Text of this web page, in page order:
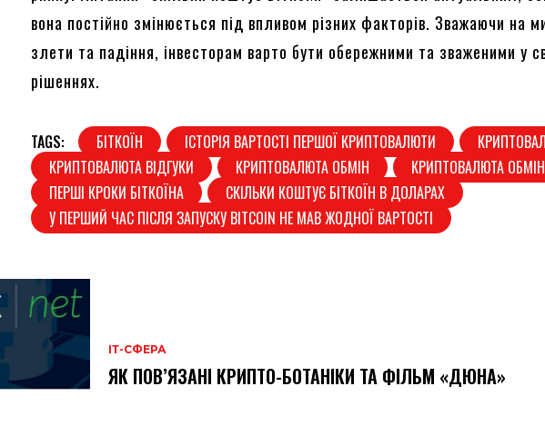
вона постійно змінюється під впливом різних факторів. Зважаючи на
злети та падіння, інвесторам варто бути обережними та зваженими у
рішеннях.
TAGS: БІТКОЇН ІСТОРІЯ ВАРТОСТІ ПЕРШОЇ КРИПТОВАЛЮТИ
КРИПТОВАЛЮТА ВІДГУКИ
КРИПТОВАЛЮТА ОБМІН
КРИПТОВАЛЮТА
ПЕРШІ КРОКИ БІТКОЇНА
СКІЛЬКИ КОШТУЄ БІТКОЇН В ДОЛАРАХ
У ПЕРШИЙ ЧАС ПІСЛЯ ЗАПУСКУ BITCOIN НЕ МАВ ЖОДНОЇ ВАРТОСТІ
ІТ-СФЕРА
ЯК ПОВ’ЯЗАНІ КРИПТО-БОТАНІКИ ТА ФІЛЬМ «ДЮНА»